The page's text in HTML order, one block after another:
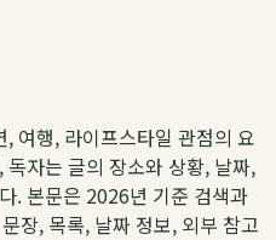
여행, 라이프스타일 관점의 요
자는 글의 장소와 상황, 날짜,
. 본문은 2026년 기준 검색과
장, 목록, 날짜 정보, 외부 참고